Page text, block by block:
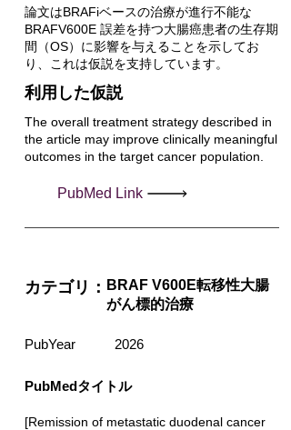
論文はBRAFiベースの治療が進行不能な
BRAFV600E 誤差を持つ大腸癌患者の生存期
間（OS）に影響を与えることを示してお
り、これは仮説を支持しています。
利用した仮説
The overall treatment strategy described in
the article may improve clinically meaningful
outcomes in the target cancer population.
PubMed Link
カテゴリ： BRAF V600E転移性大腸
がん標的治療
PubYear 2026
PubMedタイトル
[Remission of metastatic duodenal cancer